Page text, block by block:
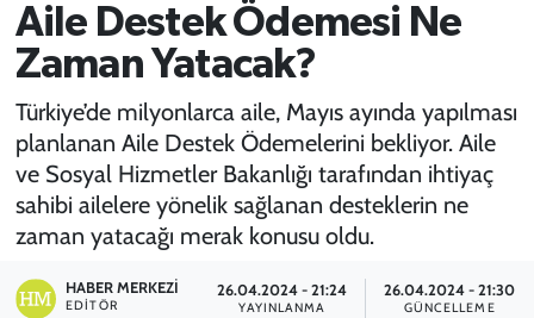
Aile Destek Ödemesi Ne
Zaman Yatacak?
Türkiye’de milyonlarca aile, Mayıs ayında yapılması
planlanan Aile Destek Ödemelerini bekliyor. Aile
ve Sosyal Hizmetler Bakanlığı tarafından ihtiyaç
sahibi ailelere yönelik sağlanan desteklerin ne
zaman yatacağı merak konusu oldu.
HABER MERKEZI
EDITÖR
26.04.2024 - 21:24
YAYINLANMA
26.04.2024 - 21:30
GÜNCELLEME